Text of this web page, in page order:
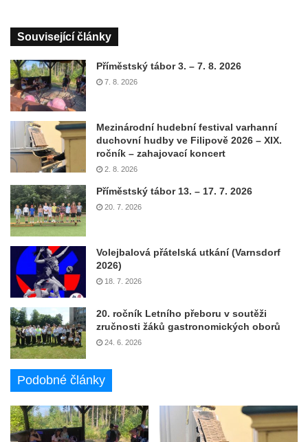
Související články
Příměstský tábor 3. – 7. 8. 2026
7. 8. 2026
Mezinárodní hudební festival varhanní
duchovní hudby ve Filipově 2026 – XIX.
ročník – zahajovací koncert
2. 8. 2026
Příměstský tábor 13. – 17. 7. 2026
20. 7. 2026
Volejbalová přátelská utkání (Varnsdorf
2026)
18. 7. 2026
20. ročník Letního přeboru v soutěži
zručnosti žáků gastronomických oborů
24. 6. 2026
Podobné články